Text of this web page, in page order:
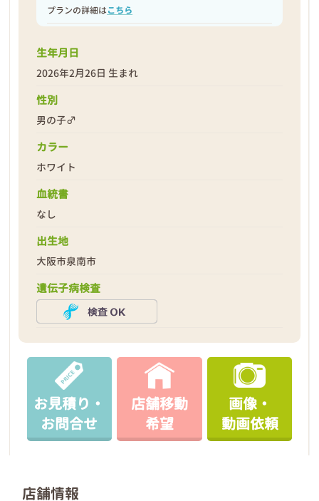
プランの詳細はこちら
生年月日
2026年2月26日 生まれ
性別
男の子♂
カラー
ホワイト
血統書
なし
出生地
大阪市泉南市
遺伝子病検査
お見積り・
お問合せ
店舗移動
希望
画像・
動画依頼
店舗情報